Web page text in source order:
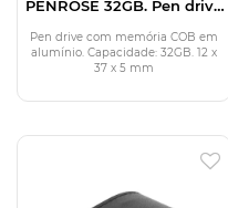
PENROSE 32GB. Pen drive
alumínio 32 GB
Pen drive com memória COB em
alumínio. Capacidade: 32GB. 12 x
37 x 5 mm